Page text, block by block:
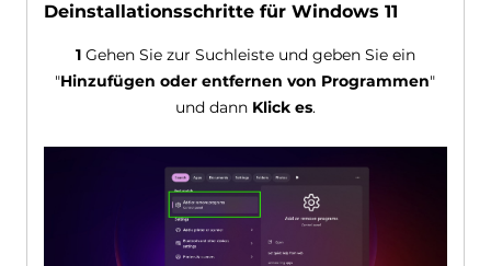
Deinstallationsschritte für Windows 11
1Gehen Sie zur Suchleiste und geben Sie ein
"Hinzufügen oder entfernen von Programmen"
und dann Klick es.